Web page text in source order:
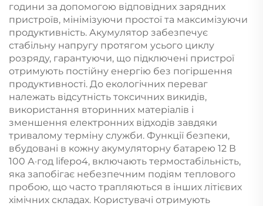
години за допомогою відповідних зарядних
пристроїв, мінімізуючи простої та максимізуючи
продуктивність. Акумулятор забезпечує
стабільну напругу протягом усього циклу
розряду, гарантуючи, що підключені пристрої
отримують постійну енергію без погіршення
продуктивності. До екологічних переваг
належать відсутність токсичних викидів,
використання вторинних матеріалів і
зменшення електронних відходів завдяки
тривалому терміну служби. Функції безпеки,
вбудовані в кожну акумуляторну батарею 12 В
100 А·год lifepo4, включають термостабільність,
яка запобігає небезпечним подіям теплового
пробою, що часто трапляються в інших літієвих
хімічних складах. Користувачі отримують